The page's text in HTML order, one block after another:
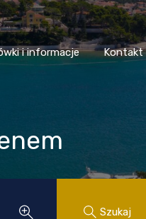
i informacje
i informacje Kontakt
Szukaj